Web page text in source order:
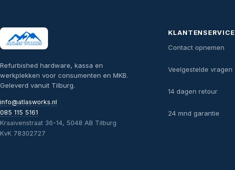
Refurbished hardware, kassa en
werkplekken voor consumenten en MKB.
Geleverd vanuit Tilburg.
info@atlasworks.nl
085 115 5161
Kraaivenstraat 36-14, 5048 AB Tilburg
KvK 78302727
KLANTENSERVICE
Contact opnemen
Veelgestelde vragen
14 dagen retour
24 mnd garantie